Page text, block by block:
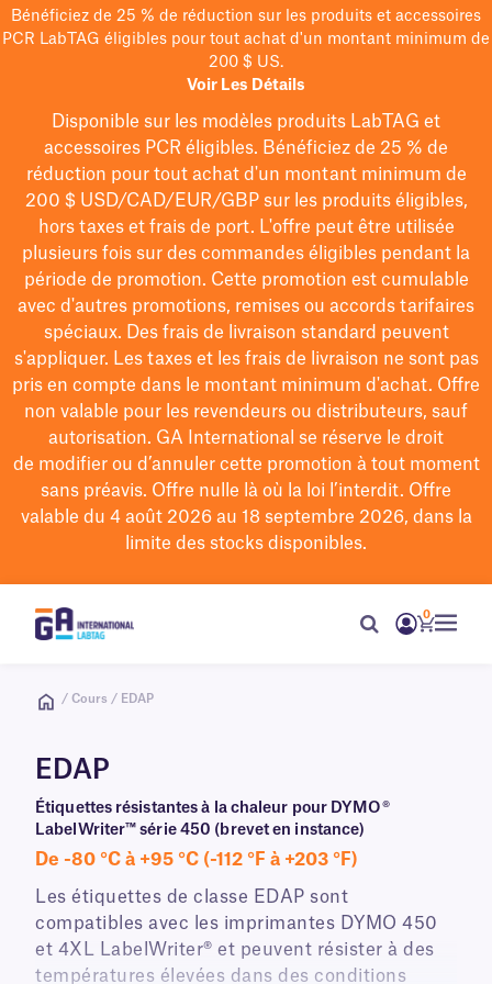
Bénéficiez de 25 % de réduction sur les produits et accessoires
PCR LabTAG éligibles pour tout achat d'un montant minimum de
200 $ US.
Voir Les Détails
Disponible sur les modèles produits LabTAG et
accessoires PCR éligibles. Bénéficiez de 25 % de
réduction pour tout achat d'un montant minimum de
200 $USD/CAD/EUR/GBPsur les produits éligibles,
hors taxes et frais de port. L'offre peut être utilisée
plusieurs fois sur des commandes éligibles pendant la
période de promotion. Cette promotion est cumulable
avec d'autres promotions, remises ou accords tarifaires
spéciaux. Des frais de livraison standard peuvent
s'appliquer. Les taxes et les frais de livraison ne sont pas
pris en compte dans le montant minimum d'achat. Offre
non valable pour les revendeurs ou distributeurs, sauf
autorisation. GA International se réserve le droit
de modifierou d’annuler cette promotion à tout moment
sans préavis. Offre nulle là où la loi l’interdit. Offre
valable du 4 août 2026 au 18 septembre 2026, dans la
limite des stocks disponibles.
0
/ Cours / EDAP
EDAP
Étiquettes résistantes à la chaleur pour DYMO®
LabelWriter™ série 450 (brevet en instance)
De -80 °C à +95 °C (-112 °F à +203 °F)
Les étiquettes de classe EDAP sont
compatibles avec les imprimantes DYMO 450
et 4XL LabelWriter® et peuvent résister à des
températures élevées dans des conditions